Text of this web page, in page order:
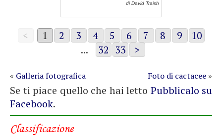
di David Traish
< 1 2 3 4 5 6 7 8 9
10
...
32 33 >
Foto di cactacee »
« Galleria fotografica
Se ti piace quello che hai letto Pubblicalo su
Facebook.
Classificazione